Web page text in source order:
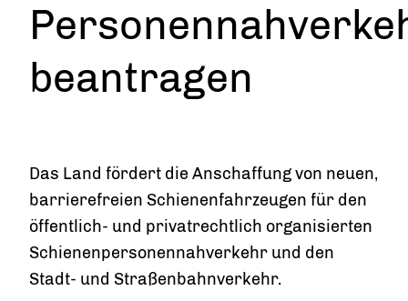
beantragen
Das Land fördert die Anschaffung von neuen,
barrierefreien Schienenfahrzeugen für den
öffentlich- und privatrechtlich organisierten
Schienenpersonennahverkehr und den
Stadt- und Straßenbahnverkehr.